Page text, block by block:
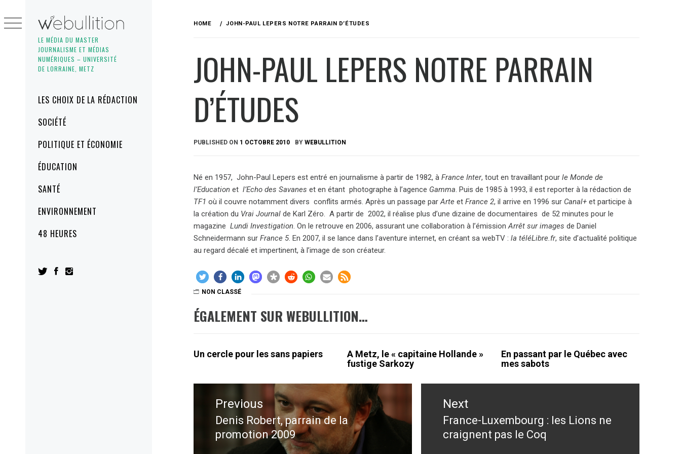
LE MÉDIA DU MASTER
JOURNALISME ET MÉDIAS
NUMÉRIQUES – UNIVERSITÉ
DE LORRAINE, METZ
MenuLES CHOIX DE LA RÉDACTION
SOCIÉTÉ
POLITIQUE ET ÉCONOMIE
ÉDUCATION
SANTÉ
ENVIRONNEMENT
48 HEURES
to
content
HOME JOHN-PAUL LEPERS NOTRE PARRAIN D’ÉTUDES
JOHN-PAUL LEPERS NOTRE PARRAIN
D’ÉTUDES
PUBLISHED ON 1 OCTOBRE 2010 BYWEBULLITION
Né en 1957, John-Paul Lepers est entré en journalisme à partir de 1982, àFrance Inter, tout en travaillant pourle Monde de
l’Education etl’Echo des Savanes et en étant photographe à l’agence Gamma. Puis de 1985 à 1993, il est reporter à la rédaction de
TF1 où il couvre notamment divers conflits armés. Après un passage parArte etFrance 2, il arrive en 1996 sur Canal+ et participe à
la création du Vrai Journal de Karl Zéro. A partir de 2002, il réalise plus d’une dizaine de documentaires de 52 minutes pour le
magazineLundi Investigation. On le retrouve en 2006, assurant une collaboration à l’émissionArrêt sur images de Daniel
Schneidermann surFrance 5. En 2007, il se lance dans l’aventure internet, en créant sa webTV :la téléLibre.fr, site d’actualité politique
au regard décalé et impertinent, à l’image de son créateur.
NON CLASSÉ
ÉGALEMENT SUR WEBULLITION…
Un cercle pour les sans papiers
A Metz, le « capitaine Hollande »
fustige Sarkozy
En passant par le Québec avec
mes sabots
Navigation
l’article
Previous
Previous
post:
Denis Robert, parrain de la
promotion 2009
Next
Next
post:
France-Luxembourg : les Lions ne
craignent pas le Coq